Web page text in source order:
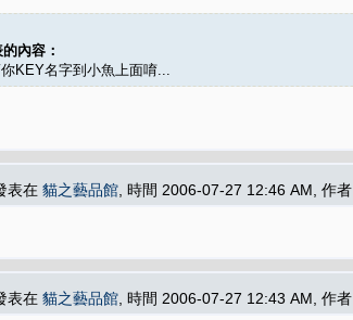
內容：
KEY名字到小魚上面唷...
表在 貓之藝品館 , 時間 2006-07-27 12:46 AM, 作者
表在 貓之藝品館 , 時間 2006-07-27 12:43 AM, 作者